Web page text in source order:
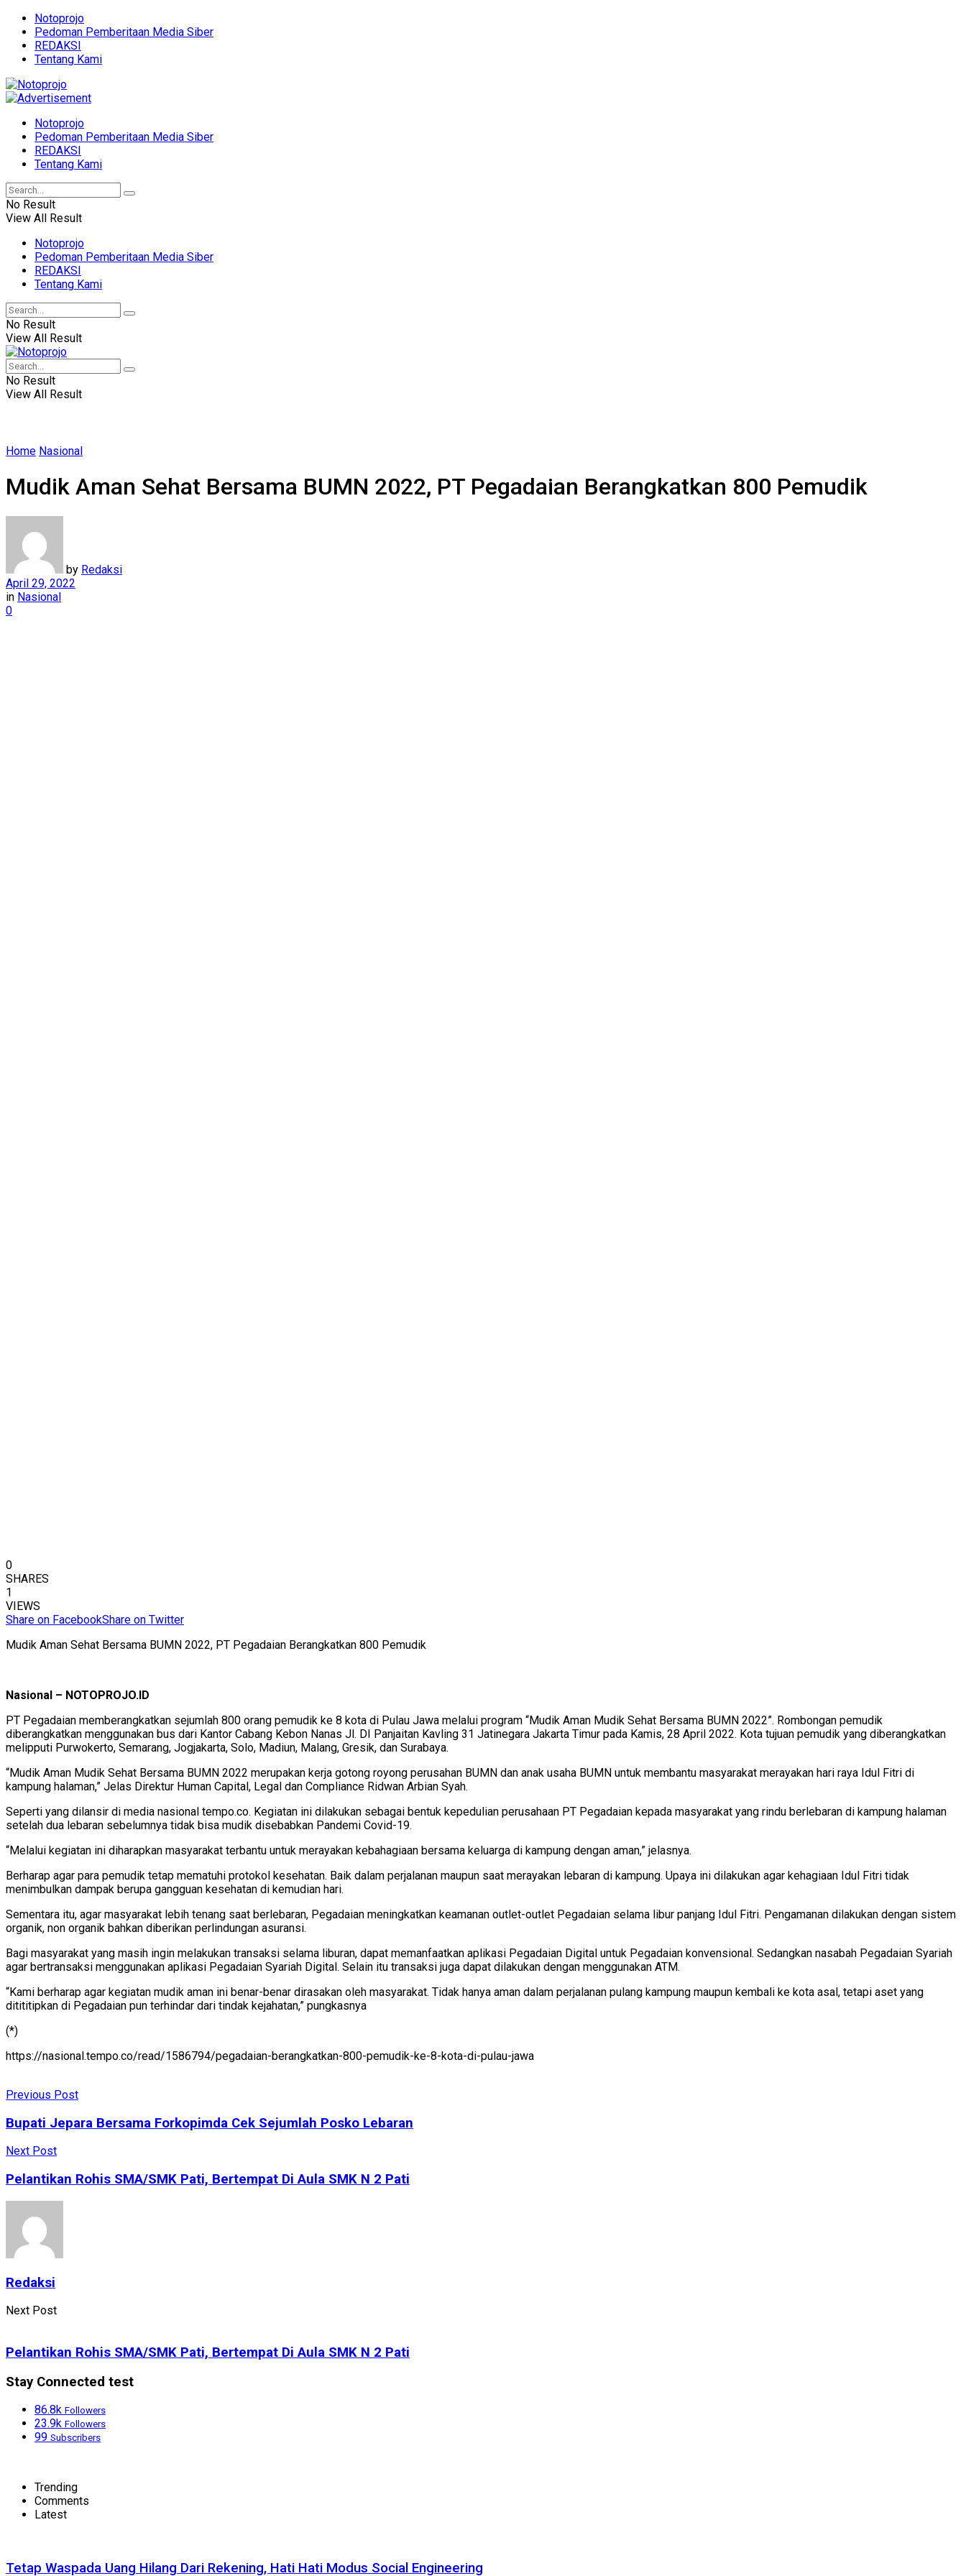
Notoprojo
Pedoman Pemberitaan Media Siber
REDAKSI
Tentang Kami
Notoprojo
Pedoman Pemberitaan Media Siber
REDAKSI
Tentang Kami
No Result
View All Result
Notoprojo
Pedoman Pemberitaan Media Siber
REDAKSI
Tentang Kami
No Result
View All Result
No Result
View All Result
Home Nasional
Mudik Aman Sehat Bersama BUMN 2022, PT Pegadaian Berangkatkan 800 Pemudik
by Redaksi
April 29, 2022
in Nasional
0
0
SHARES
1
VIEWS
Share on FacebookShare on Twitter
Mudik Aman Sehat Bersama BUMN 2022, PT Pegadaian Berangkatkan 800 Pemudik
Nasional – NOTOPROJO.ID
PT Pegadaian memberangkatkan sejumlah 800 orang pemudik ke 8 kota di Pulau Jawa melalui program “Mudik Aman Mudik Sehat Bersama BUMN 2022”. Rombongan pemudik
diberangkatkan menggunakan bus dari Kantor Cabang Kebon Nanas Jl. DI Panjaitan Kavling 31 Jatinegara Jakarta Timur pada Kamis, 28 April 2022. Kota tujuan pemudik yang diberangkatkan
melipputi Purwokerto, Semarang, Jogjakarta, Solo, Madiun, Malang, Gresik, dan Surabaya.
“Mudik Aman Mudik Sehat Bersama BUMN 2022 merupakan kerja gotong royong perusahan BUMN dan anak usaha BUMN untuk membantu masyarakat merayakan hari raya Idul Fitri di
kampung halaman,” Jelas Direktur Human Capital, Legal dan Compliance Ridwan Arbian Syah.
Seperti yang dilansir di media nasional tempo.co. Kegiatan ini dilakukan sebagai bentuk kepedulian perusahaan PT Pegadaian kepada masyarakat yang rindu berlebaran di kampung halaman
setelah dua lebaran sebelumnya tidak bisa mudik disebabkan Pandemi Covid-19.
“Melalui kegiatan ini diharapkan masyarakat terbantu untuk merayakan kebahagiaan bersama keluarga di kampung dengan aman,” jelasnya.
Berharap agar para pemudik tetap mematuhi protokol kesehatan. Baik dalam perjalanan maupun saat merayakan lebaran di kampung. Upaya ini dilakukan agar kehagiaan Idul Fitri tidak
menimbulkan dampak berupa gangguan kesehatan di kemudian hari.
Sementara itu, agar masyarakat lebih tenang saat berlebaran, Pegadaian meningkatkan keamanan outlet-outlet Pegadaian selama libur panjang Idul Fitri. Pengamanan dilakukan dengan sistem
organik, non organik bahkan diberikan perlindungan asuransi.
Bagi masyarakat yang masih ingin melakukan transaksi selama liburan, dapat memanfaatkan aplikasi Pegadaian Digital untuk Pegadaian konvensional. Sedangkan nasabah Pegadaian Syariah
agar bertransaksi menggunakan aplikasi Pegadaian Syariah Digital. Selain itu transaksi juga dapat dilakukan dengan menggunakan ATM.
“Kami berharap agar kegiatan mudik aman ini benar-benar dirasakan oleh masyarakat. Tidak hanya aman dalam perjalanan pulang kampung maupun kembali ke kota asal, tetapi aset yang
ditititipkan di Pegadaian pun terhindar dari tindak kejahatan,” pungkasnya
(*)
https://nasional.tempo.co/read/1586794/pegadaian-berangkatkan-800-pemudik-ke-8-kota-di-pulau-jawa
Previous Post
Bupati Jepara Bersama Forkopimda Cek Sejumlah Posko Lebaran
Next Post
Pelantikan Rohis SMA/SMK Pati, Bertempat Di Aula SMK N 2 Pati
Redaksi
Next Post
Pelantikan Rohis SMA/SMK Pati, Bertempat Di Aula SMK N 2 Pati
Stay Connected test
86.8k Followers
23.9k Followers
99 Subscribers
Trending
Comments
Latest
Tetap Waspada Uang Hilang Dari Rekening, Hati Hati Modus Social Engineering